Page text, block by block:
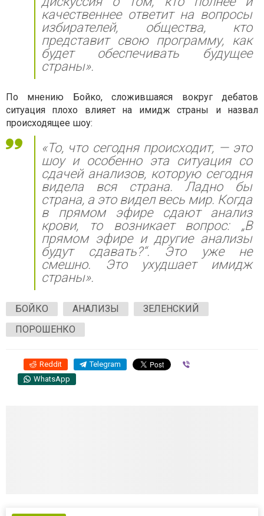
качественнее ответит на вопросы
избирателей, общества, кто
представит свою программу, как
будет обеспечивать будущее
страны».
По мнению Бойко, сложившаяся вокруг дебатов
ситуация плохо влияет на имидж страны и назвал
происходящее шоу:
«То, что сегодня происходит, — это
шоу и особенно эта ситуация со
сдачей анализов, которую сегодня
видела вся страна. Ладно бы
страна, а это видел весь мир. Когда
в прямом эфире сдают анализ
крови, то возникает вопрос: „В
прямом эфире и другие анализы
будут сдавать?“. Это уже не
смешно. Это ухудшает имидж
страны».
БОЙКО АНАЛИЗЫ
ЗЕЛЕНСКИЙ
ПОРОШЕНКО
Reddit Telegram
WhatsApp